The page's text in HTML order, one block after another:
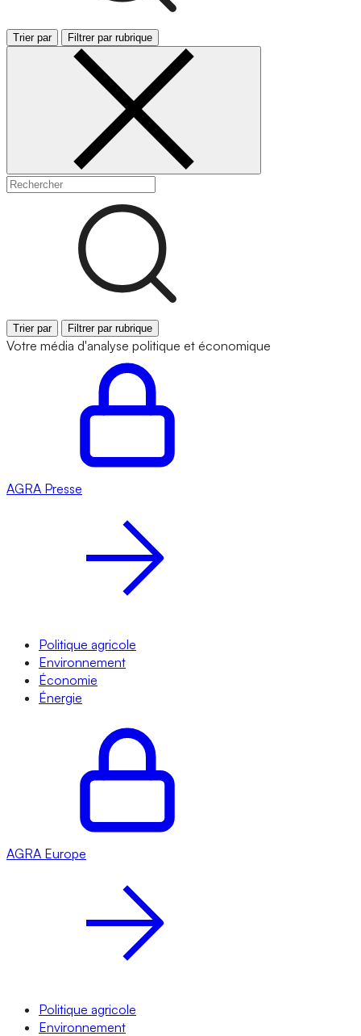
Trier par Filtrer par rubrique
Trier par Filtrer par rubrique
Votre média d'analyse politique et économique
AGRA Presse
Politique agricole
Environnement
Économie
Énergie
AGRA Europe
Politique agricole
Environnement